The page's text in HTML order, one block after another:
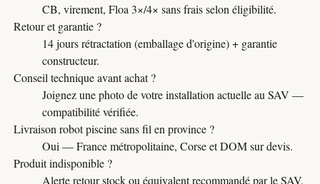
CB, virement, Floa 3×/4× sans frais selon éligibilité.
Retour et garantie ?
14 jours rétractation (emballage d'origine) + garantie
constructeur.
Conseil technique avant achat ?
Joignez une photo de votre installation actuelle au SAV —
compatibilité vérifiée.
Livraison robot piscine sans fil en province ?
Oui — France métropolitaine, Corse et DOM sur devis.
Produit indisponible ?
Alerte retour stock ou équivalent recommandé par le SAV.